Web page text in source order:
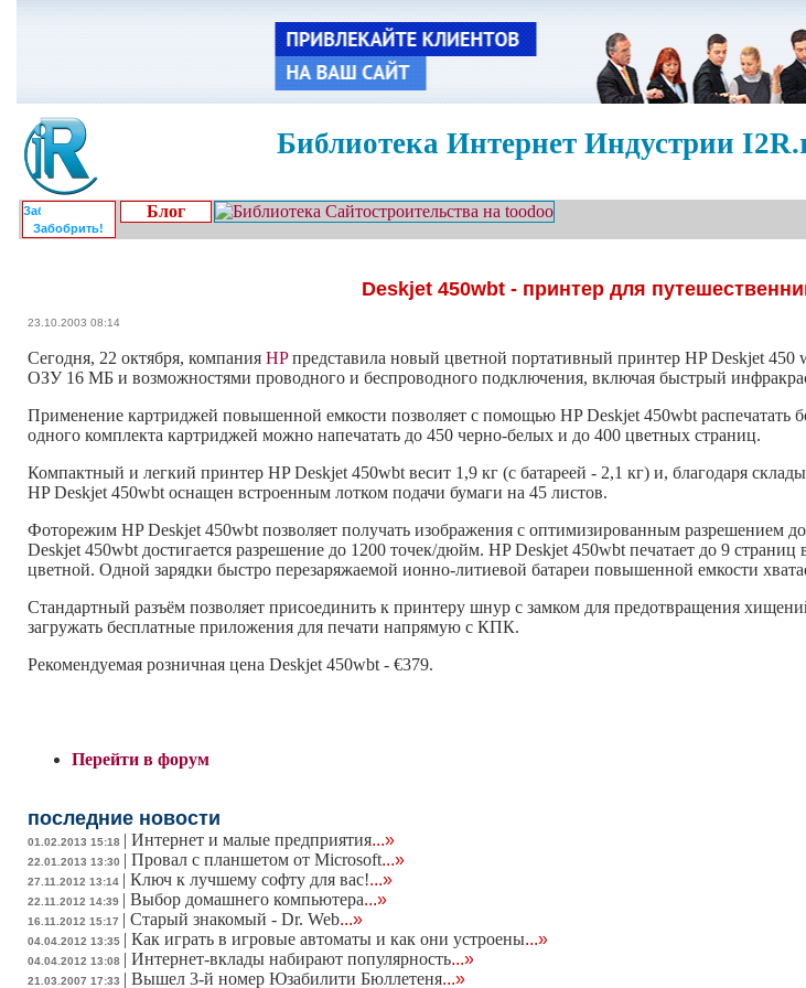
Библиотека Интернет Индустрии
Забобрить!
Блог
Deskjet 450wbt - принтер для
23.10.2003 08:14
Сегодня, 22 октября, компания HPпредставила новый цветной портативный принтер HP Deskjet
ОЗУ 16 MБ и возможностями проводного и беспроводного подключения, включая быстрый
Применение картриджей повышенной емкости позволяет с помощью HP Deskjet 450wbt распечатать
одного комплекта картриджей можно напечатать до 450 черно-белых и до 400 цветных страниц.
Компактный и легкий принтер HP Deskjet 450wbt весит 1,9 кг (с батареей - 2,1 кг) и, благодаря
HP Deskjet 450wbt оснащен встроенным лотком подачи бумаги на 45 листов.
Фоторежим HP Deskjet 450wbt позволяет получать изображения с оптимизированным разрешением
Deskjet 450wbt достигается разрешение до 1200 точек/дюйм. HP Deskjet 450wbt печатает до 9
цветной. Одной зарядки быстро перезаряжаемой ионно-литиевой батареи повышенной емкости
Стандартный разъём позволяет присоединить к принтеру шнур с замком для предотвращения
загружать бесплатные приложения для печати напрямую с КПК.
Рекомендуемая розничная цена Deskjet 450wbt - €379.
Перейти в форум
последние новости
01.02.2013 15:18 | Интернет и малые предприятия...»
22.01.2013 13:30 | Провал с планшетом от Microsoft...»
27.11.2012 13:14 | Ключ к лучшему софту для вас!...»
22.11.2012 14:39 | Выбор домашнего компьютера...»
16.11.2012 15:17 | Старый знакомый - Dr. Web...»
04.04.2012 13:35 | Как играть в игровые автоматы и как они устроены...»
04.04.2012 13:08 | Интернет-вклады набирают популярность...»
21.03.2007 17:33 | Вышел 3-й номер Юзабилити Бюллетеня...»